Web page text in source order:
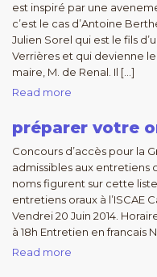
est inspiré par une
c’est le cas d’Antoine
Julien Sorel qui est le fils
Verrières et qui devienne
maire, M. de Renal. Il […]
Read more
préparer votre
Concours d’accès pour la
admissibles aux entretiens
noms figurent sur cette
entretiens oraux à l’ISCAE
Vendrei 20 Juin 2014.
à 18h Entretien en francais
Read more